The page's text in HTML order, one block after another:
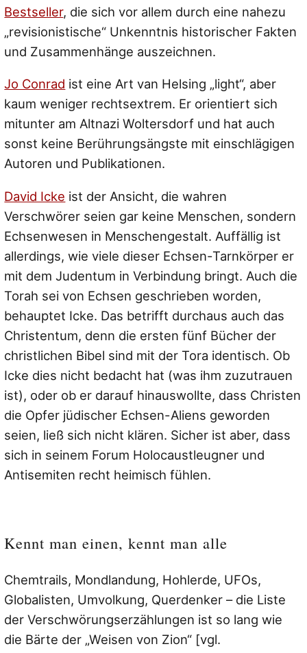
Bestseller, die sich vor allem durch eine nahezu
„revisionistische“ Unkenntnis historischer Fakten
und Zusammenhänge auszeichnen.
Jo Conrad ist eine Art van Helsing „light“, aber
kaum weniger rechtsextrem. Er orientiert sich
mitunter am Altnazi Woltersdorf und hat auch
sonst keine Berührungsängste mit einschlägigen
Autoren und Publikationen.
David Icke ist der Ansicht, die wahren
Verschwörer seien gar keine Menschen, sondern
Echsenwesen in Menschengestalt. Auffällig ist
allerdings, wie viele dieser Echsen-Tarnkörper er
mit dem Judentum in Verbindung bringt. Auch die
Torah sei von Echsen geschrieben worden,
behauptet Icke. Das betrifft durchaus auch das
Christentum, denn die ersten fünf Bücher der
christlichen Bibel sind mit der Tora identisch. Ob
Icke dies nicht bedacht hat (was ihm zuzutrauen
ist), oder ob er darauf hinauswollte, dass Christen
die Opfer jüdischer Echsen-Aliens geworden
seien, ließ sich nicht klären. Sicher ist aber, dass
sich in seinem Forum Holocaustleugner und
Antisemiten recht heimisch fühlen.
Kennt man einen, kennt man alle
Chemtrails, Mondlandung, Hohlerde, UFOs,
Globalisten, Umvolkung, Querdenker – die Liste
der Verschwörungserzählungen ist so lang wie
die Bärte der „Weisen von Zion“ [vgl.